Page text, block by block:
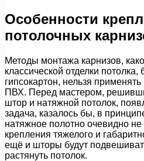
Особенности
потолочных
Методы монтажа карнизов,
классической отделки потолка,
гипсокартон, нельзя
ПВХ. Перед мастером,
штор и натяжной потолок,
задача, казалось бы, в
натяжное полотно очевидно не
крепления тяжелого и
ещё и шторы будут
растянуть потолок.